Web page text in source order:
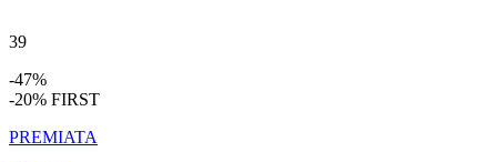
39
-47%
-20% FIRST
PREMIATA